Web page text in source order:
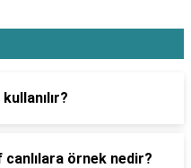
örnek nedir?